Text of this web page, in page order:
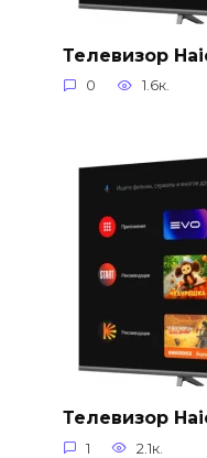
Телевизор
0 1.6к.
Телевизор
1 2.1к.